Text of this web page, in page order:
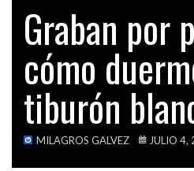
VIDEOS
Graban por
cómo
tiburón
MILAGROS GALVEZ JULIO 4,